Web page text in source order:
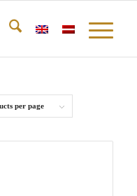
per page